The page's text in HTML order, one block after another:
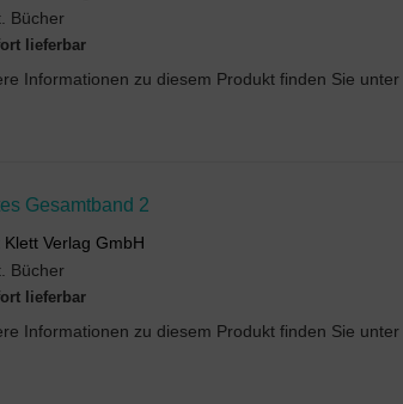
Bücher
lieferbar
Gesamtband 2
Klett Verlag GmbH
Bücher
lieferbar